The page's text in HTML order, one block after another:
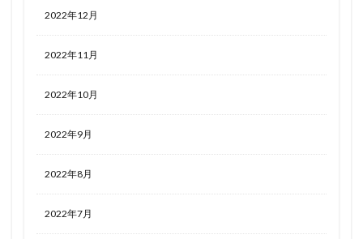
2022年12月
2022年11月
2022年10月
2022年9月
2022年8月
2022年7月